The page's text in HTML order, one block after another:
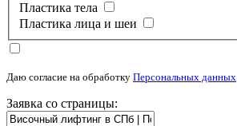
Пластика тела
Пластика лица и шеи
Даю согласие на обработку Персональных данных
Заявка со страницы: